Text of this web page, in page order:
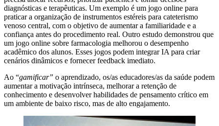
diagnósticas e terapêuticas. Um exemplo é um jogo online para
praticar a organização de instrumentos estéreis para cateterismo
venoso central, com o objetivo de aumentar a familiaridade e a
confiança antes do procedimento real. Outro estudo demonstrou que
um jogo online sobre farmacologia melhorou o desempenho
acadêmico dos alunos. Esses jogos podem integrar IA para criar
cenários dinâmicos e fornecer feedback imediato.
Ao “gamificar” o aprendizado, os/as educadores/as da saúde podem
aumentar a motivação intrínseca, melhorar a retenção de
conhecimento e desenvolver habilidades de pensamento crítico em
um ambiente de baixo risco, mas de alto engajamento.